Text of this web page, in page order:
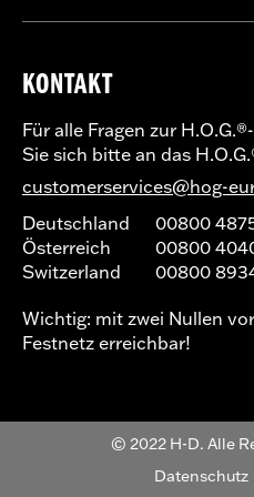
KONTAKT
Für alle Fragen zur
Sie sich bitte an das
customerservices@hog-
Deutschland
00800
Österreich
00800
Switzerland
00800
Wichtig: mit zwei Nullen
Festnetz erreichbar!
© 2022 H-D. Alle
Datenschutz